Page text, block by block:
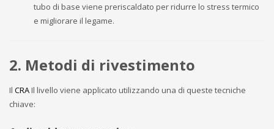
tubo di base viene preriscaldato per ridurre lo stress termico
e migliorare il legame.
2. Metodi di rivestimento
Il CRAIl livello viene applicato utilizzando una di queste tecniche
chiave: